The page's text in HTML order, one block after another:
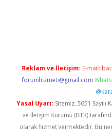
Reklam ve İletişim: E-mail:
forumhizmeti@gmail.com
Yasal Uyarı: Sitemiz, 5651
ve İletişim Kurumu (BTK)
olarak hizmet vermektedir. Bu